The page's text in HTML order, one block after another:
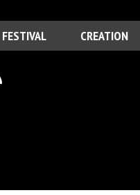
FESTIVAL CREATION